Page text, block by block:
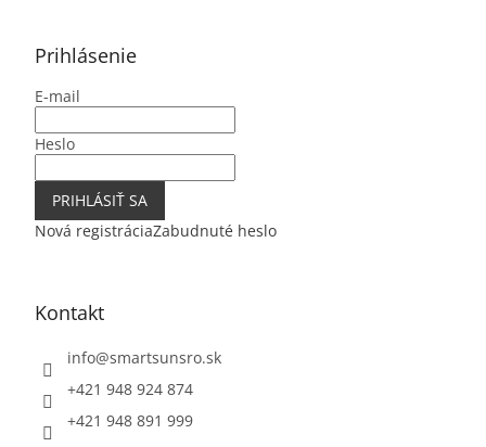
Prihlásenie
E-mail
Heslo
PRIHLÁSIŤ SA
Nová registráciaZabudnuté heslo
Kontakt
info@smartsunsro.sk
+421 948 924 874
+421 948 891 999